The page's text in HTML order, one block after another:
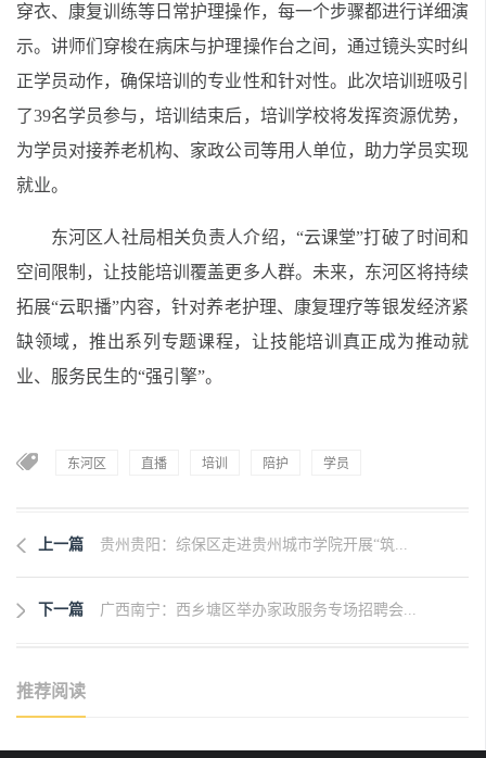
穿衣、康复训练等日常护理操作，每一个步骤都进行详细演
示。讲师们穿梭在病床与护理操作台之间，通过镜头实时纠
正学员动作，确保培训的专业性和针对性。此次培训班吸引
了39名学员参与，培训结束后，培训学校将发挥资源优势，
为学员对接养老机构、家政公司等用人单位，助力学员实现
就业。
东河区人社局相关负责人介绍，“云课堂”打破了时间和
空间限制，让技能培训覆盖更多人群。未来，东河区将持续
拓展“云职播”内容，针对养老护理、康复理疗等银发经济紧
缺领域，推出系列专题课程，让技能培训真正成为推动就
业、服务民生的“强引擎”。
东河区 直播 培训 陪护 学员
上一篇 贵州贵阳：综保区走进贵州城市学院开展“筑...
下一篇 广西南宁：西乡塘区举办家政服务专场招聘会...
推荐阅读